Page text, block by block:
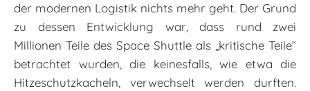
der modernen Logistik nichts mehr geht. Der Grund
zu dessen Entwicklung war, dass rund zwei
Millionen Teile des Space Shuttle als „kritische Teile“
betrachtet wurden, die keinesfalls, wie etwa die
Hitzeschutzkacheln, verwechselt werden durften.